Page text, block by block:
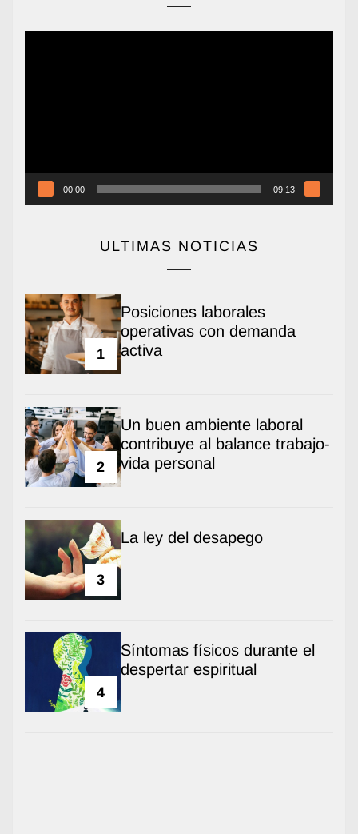
00:00 09:13
ULTIMAS NOTICIAS
1
Posiciones laborales
operativas con demanda
activa
2
Un buen ambiente laboral
contribuye al balance trabajo-
vida personal
3
La ley del desapego
4
Síntomas físicos durante el
despertar espiritual